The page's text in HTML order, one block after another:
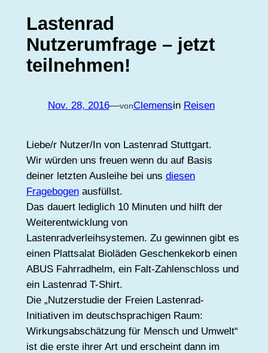
Lastenrad
Nutzerumfrage – jetzt
teilnehmen!
Nov. 28, 2016—vonClemensin Reisen
Liebe/r Nutzer/In von Lastenrad Stuttgart.
Wir würden uns freuen wenn du auf Basis
deiner letzten Ausleihe bei uns diesen
Fragebogenausfüllst.
Das dauert lediglich 10 Minuten und hilft der
Weiterentwicklung von
Lastenradverleihsystemen. Zu gewinnen gibt es
einen Plattsalat Bioläden Geschenkekorb einen
ABUS Fahrradhelm, ein Falt-Zahlenschloss und
ein Lastenrad T-Shirt.
Die „Nutzerstudie der Freien Lastenrad-
Initiativen im deutschsprachigen Raum:
Wirkungsabschätzung für Mensch und Umwelt“
ist die erste ihrer Art und erscheint dann im